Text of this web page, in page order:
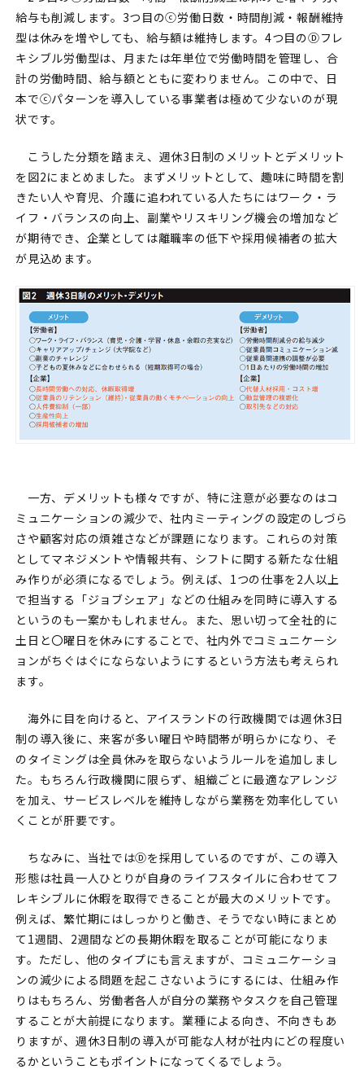
給与も削減します。3つ目のⓒ労働日数・時間削減・報酬維持
型は休みを増やしても、給与額は維持します。4つ目のⒹフレ
キシブル労働型は、月または年単位で労働時間を管理し、合
計の労働時間、給与額とともに変わりません。この中で、日
本でⓒパターンを導入している事業者は極めて少ないのが現
状です。
こうした分類を踏まえ、週休3日制のメリットとデメリット
を図2にまとめました。まずメリットとして、趣味に時間を割
きたい人や育児、介護に追われている人たちにはワーク・ラ
イフ・バランスの向上、副業やリスキリング機会の増加など
が期待でき、企業としては離職率の低下や採用候補者の拡大
が見込めます。
一方、デメリットも様々ですが、特に注意が必要なのはコ
ミュニケーションの減少で、社内ミーティングの設定のしづら
さや顧客対応の煩雑さなどが課題になります。これらの対策
としてマネジメントや情報共有、シフトに関する新たな仕組
み作りが必須になるでしょう。例えば、1つの仕事を2人以上
で担当する「ジョブシェア」などの仕組みを同時に導入する
というのも一案かもしれません。また、思い切って全社的に
土日と〇曜日を休みにすることで、社内外でコミュニケーシ
ョンがちぐはぐにならないようにするという方法も考えられ
ます。
海外に目を向けると、アイスランドの行政機関では週休3日
制の導入後に、来客が多い曜日や時間帯が明らかになり、そ
のタイミングは全員休みを取らないようルールを追加しまし
た。もちろん行政機関に限らず、組織ごとに最適なアレンジ
を加え、サービスレベルを維持しながら業務を効率化してい
くことが肝要です。
ちなみに、当社ではⒹを採用しているのですが、この導入
形態は社員一人ひとりが自身のライフスタイルに合わせてフ
レキシブルに休暇を取得できることが最大のメリットです。
例えば、繁忙期にはしっかりと働き、そうでない時にまとめ
て1週間、2週間などの長期休暇を取ることが可能になりま
す。ただし、他のタイプにも言えますが、コミュニケーショ
ンの減少による問題を起こさないようにするには、仕組み作
りはもちろん、労働者各人が自分の業務やタスクを自己管理
することが大前提になります。業種による向き、不向きもあ
りますが、週休3日制の導入が可能な人材が社内にどの程度い
るかということもポイントになってくるでしょう。